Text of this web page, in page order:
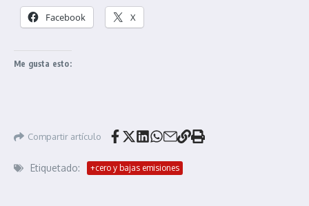
Facebook X
Me gusta esto:
Compartir artículo
Etiquetado: +cero y bajas emisiones